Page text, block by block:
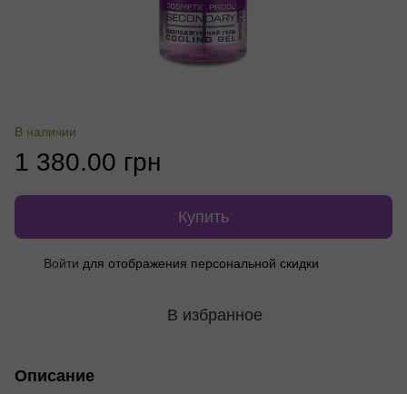
В наличии
1 380.00 грн
Купить
Войти для отображения персональной скидки
В избранное
Описание